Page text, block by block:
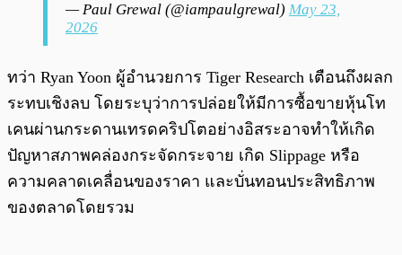
— Paul Grewal (@iampaulgrewal) May 23,
2026
ทว่า Ryan Yoon ผู้อำนวยการ Tiger Research เตือนถึงผลก
ระทบเชิงลบ โดยระบุว่าการปล่อยให้มีการซื้อขายหุ้นโท
เคนผ่านกระดานเทรดคริปโตอย่างอิสระอาจทำให้เกิด
ปัญหาสภาพคล่องกระจัดกระจาย เกิด Slippage หรือ
ความคลาดเคลื่อนของราคา และบั่นทอนประสิทธิภาพ
ของตลาดโดยรวม